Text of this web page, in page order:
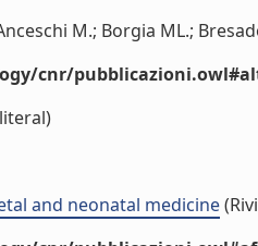
M.; Borgia ML.;
cnr/
and neonatal medicine